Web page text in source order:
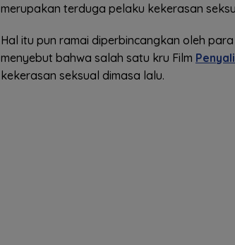
merupakan terduga pelaku kekerasan
Hal itu pun ramai diperbincangkan oleh
menyebut bahwa salah satu kru Film
kekerasan seksual dimasa lalu.